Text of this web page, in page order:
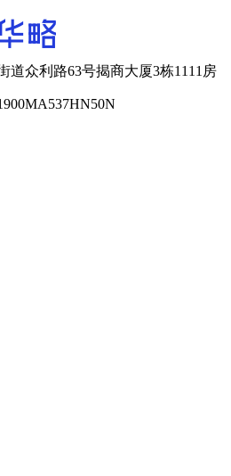
道众利路63号揭商大厦3栋1111房